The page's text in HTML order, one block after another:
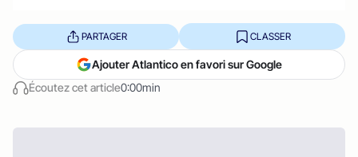
Écoutez cet article0:00min
PARTAGER CLASSER
Ajouter Atlantico en favori sur Google